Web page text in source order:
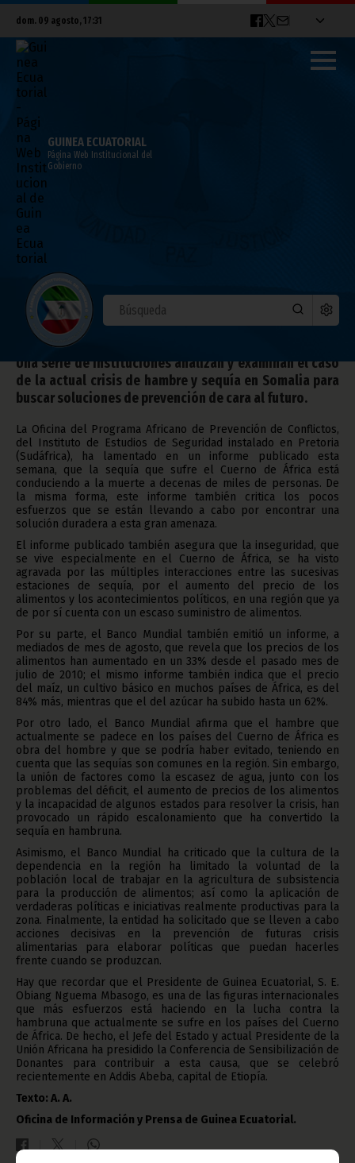
dom. 09 agosto, 17:31
GUINEA ECUATORIAL
Página Web Institucional del
Gobierno
El Banco Mundial pide acciones decisivas
para la crisis de Somalia
agosto 31, 2011
Noticias
Una serie de instituciones analizan y examinan el caso
de la actual crisis de hambre y sequía en Somalia para
buscar soluciones de prevención de cara al futuro.
La Oficina del Programa Africano de Prevención de Conflictos,
del Instituto de Estudios de Seguridad instalado en Pretoria
(Sudáfrica), ha lamentado en un informe publicado esta
semana, que la sequía que sufre el Cuerno de África está
conduciendo a la muerte a decenas de miles de personas. De
la misma forma, este informe también critica los pocos
esfuerzos que se están llevando a cabo por encontrar una
solución duradera a esta gran amenaza.
El informe publicado también asegura que la inseguridad, que
se vive especialmente en el Cuerno de África, se ha visto
agravada por las múltiples interacciones entre las sucesivas
estaciones de sequía, por el aumento del precio de los
alimentos y los acontecimientos políticos, en una región que ya
de por sí cuenta con un escaso suministro de alimentos.
Por su parte, el Banco Mundial también emitió un informe, a
mediados de mes de agosto, que revela que los precios de los
alimentos han aumentado en un 33% desde el pasado mes de
julio de 2010; el mismo informe también indica que el precio
del maíz, un cultivo básico en muchos países de África, es del
84% más, mientras que el del azúcar ha subido hasta un 62%.
Por otro lado, el Banco Mundial afirma que el hambre que
actualmente se padece en los países del Cuerno de África es
obra del hombre y que se podría haber evitado, teniendo en
cuenta que las sequías son comunes en la región. Sin embargo,
la unión de factores como la escasez de agua, junto con los
problemas del déficit, el aumento de precios de los alimentos
y la incapacidad de algunos estados para resolver la crisis, han
provocado un rápido escalonamiento que ha convertido la
sequía en hambruna.
Asimismo, el Banco Mundial ha criticado que la cultura de la
dependencia en la región ha limitado la voluntad de la
población local de trabajar en la agricultura de subsistencia
para la producción de alimentos; así como la aplicación de
verdaderas políticas e iniciativas realmente productivas para la
zona. Finalmente, la entidad ha solicitado que se lleven a cabo
acciones decisivas en la prevención de futuras crisis
alimentarias para elaborar políticas que puedan hacerles
frente cuando se produzcan.
Hay que recordar que el Presidente de Guinea Ecuatorial, S. E.
Obiang Nguema Mbasogo, es una de las figuras internacionales
que más esfuerzos está haciendo en la lucha contra la
hambruna que actualmente se sufre en los países del Cuerno
de África. De hecho, el Jefe del Estado y actual Presidente de la
Unión Africana ha presidido la Conferencia de Sensibilización de
Donantes para contribuir a esta causa, que se celebró
recientemente en Addis Abeba, capital de Etiopía.
Texto: A. A.
Oficina de Información y Prensa de Guinea Ecuatorial.